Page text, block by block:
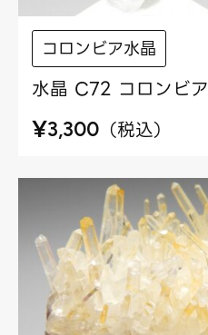
コロンビア水晶
水晶 C72 コロンビア
¥3,300 （税込）